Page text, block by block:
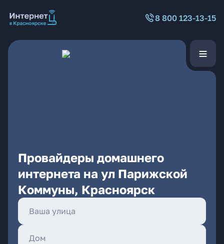
8 800 123-13-15
Провайдеры домашнего
интернета на ул Парижской
Коммуны, Красноярск